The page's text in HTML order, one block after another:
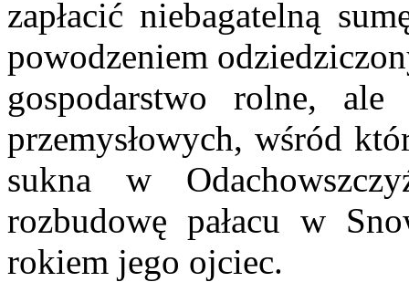
zapłacić niebagatelną
powodzeniem
gospodarstwo rolne,
przemysłowych, wśród
sukna w
rozbudowę pałacu w
rokiem jego ojciec.